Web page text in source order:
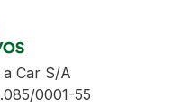
a Car S/A
0001-55